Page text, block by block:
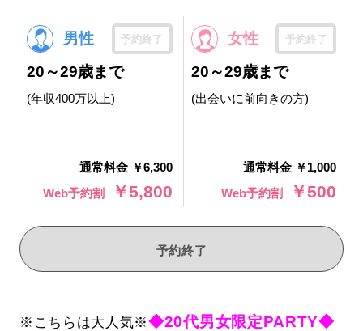
男性 予約終了
20～29歳まで
(年収400万以上)
通常料金 ￥6,300
Web予約割
￥5,800
女性 予約終了
20～29歳まで
(出会いに前向きの方)
通常料金 ￥1,000
Web予約割
￥500
予約終了
※こちらは大人気※◆20代男女限定PARTY◆